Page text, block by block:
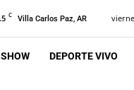
C Villa Carlos Paz, AR
DEPORTE VIVO